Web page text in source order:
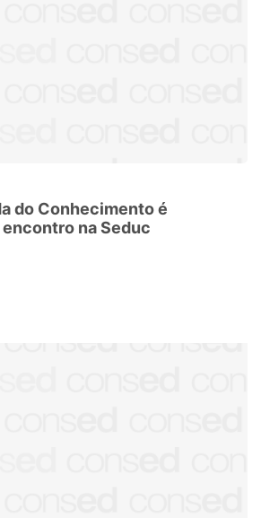
do Conhecimento é
na Seduc